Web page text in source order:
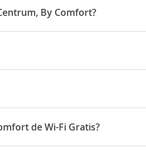
By Comfort?
horas y la salida hasta las 12:00
Museo Nacional Húngaroy a 1,5
mientras que la
de Wi-Fi Gratis?
Wi-Fi Gratis